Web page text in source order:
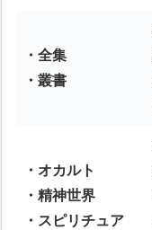
・全集
・叢書
・オカルト
・精神世界
・スピリチュア